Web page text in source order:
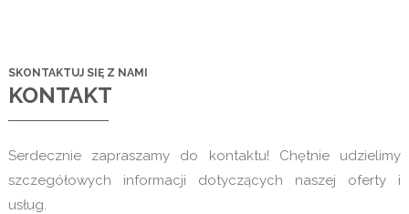
KONTAKT
SKONTAKTUJ SIĘ Z NAMI
Serdecznie zapraszamy do kontaktu! Chętnie udzielimy
szczegółowych informacji dotyczących naszej oferty i
usług.